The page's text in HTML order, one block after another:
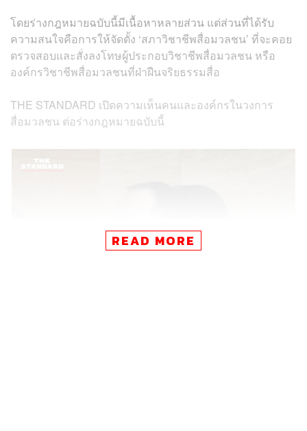
โดยร่างกฎหมายฉบับนี้มีเนื้อหาหลายส่วน แต่ส่วนที่ได้รับ
ความสนใจคือการให้จัดตั้ง ‘สภาวิชาชีพสื่อมวลชน’ ที่จะคอย
ตรวจสอบและสั่งลงโทษผู้ประกอบวิชาชีพสื่อมวลชน หรือ
องค์กรวิชาชีพสื่อมวลชนที่ฝ่าฝืนจริยธรรมสื่อ
THE STANDARD เปิดความเห็นคนและองค์กรในวงการ
สื่อมวลชน ต่อร่างกฎหมายฉบับนี้
READ MORE